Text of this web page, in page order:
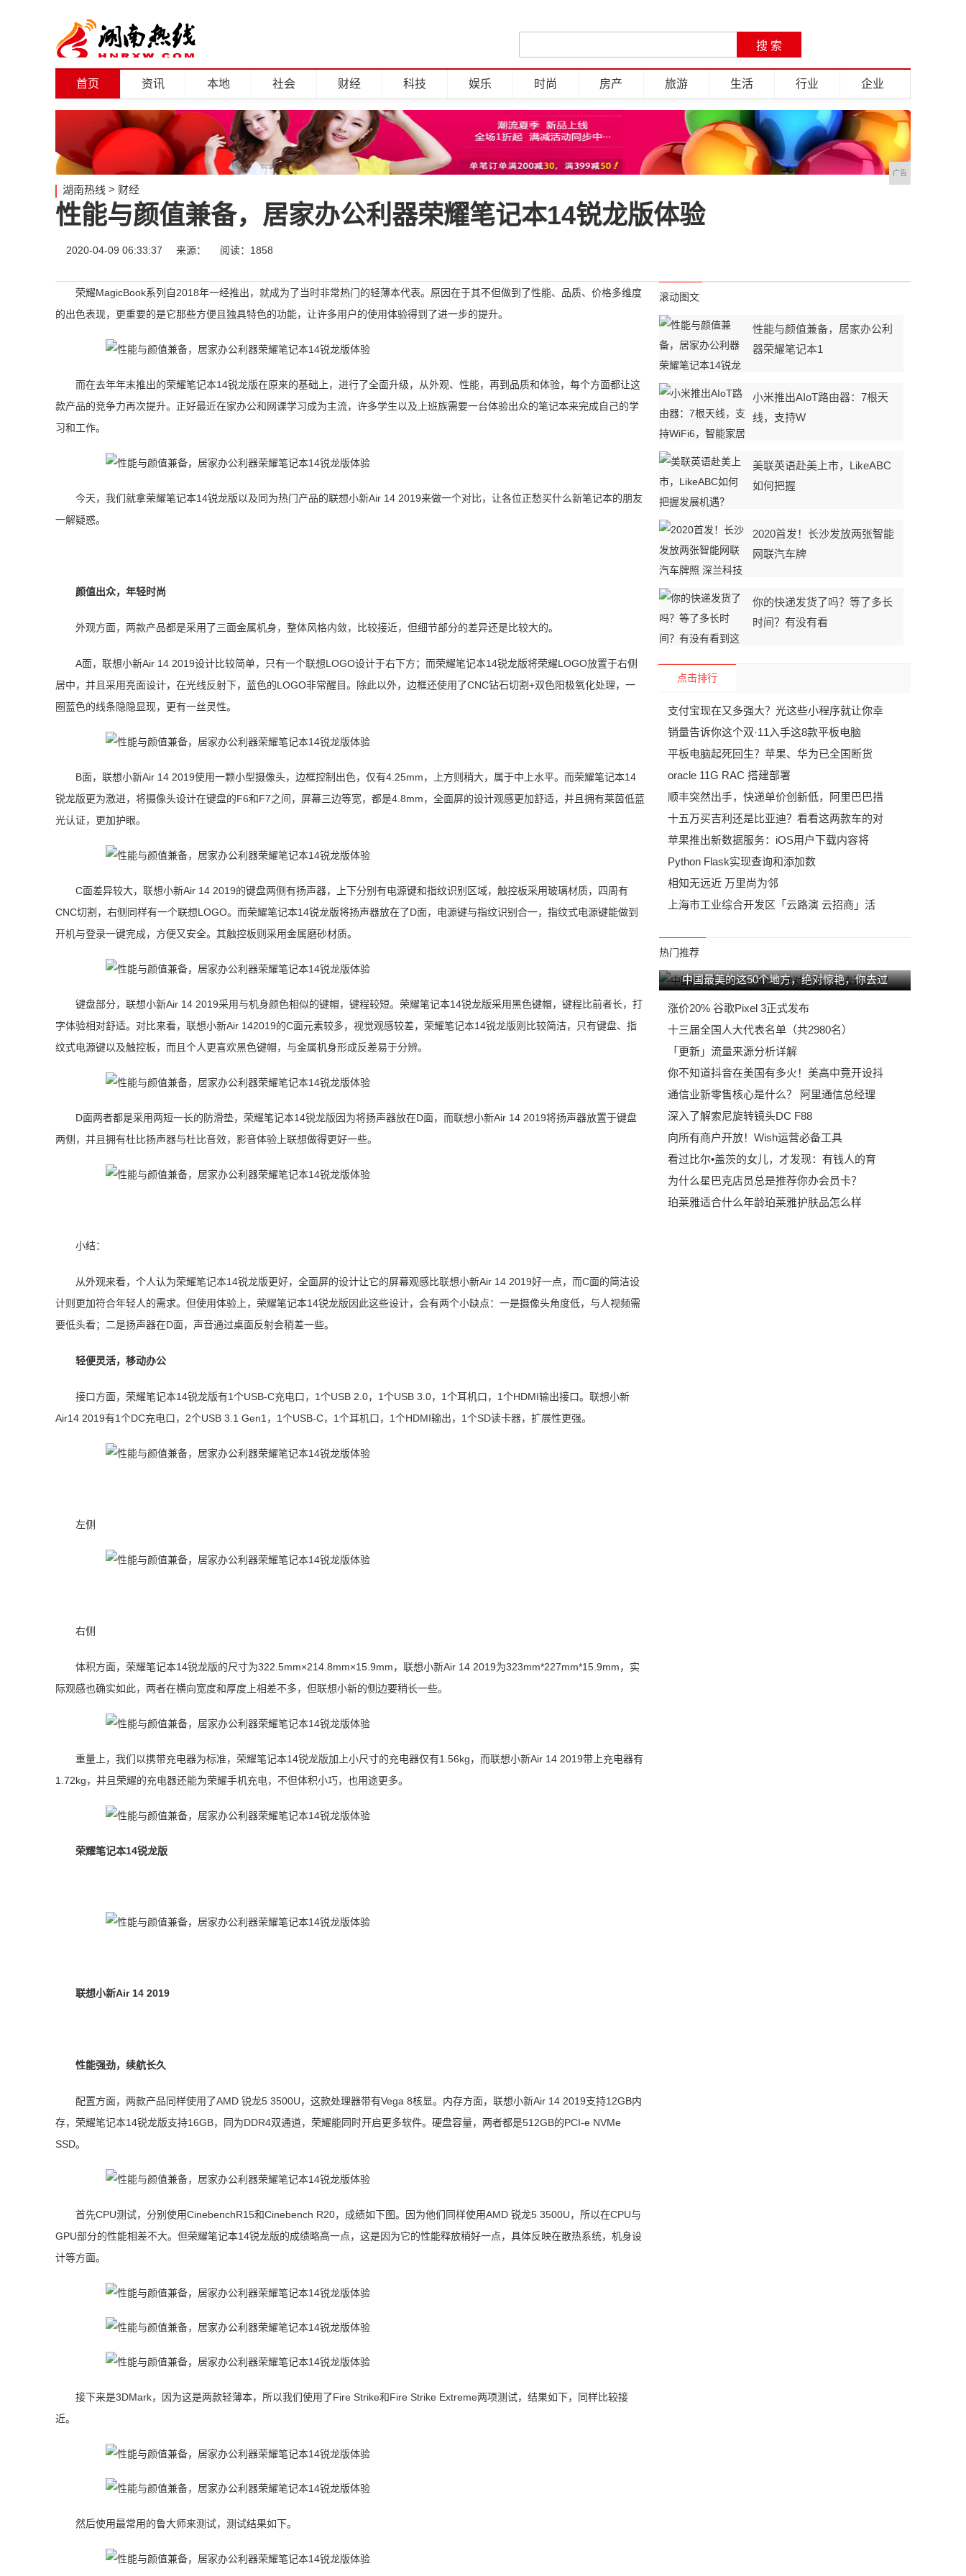
首页 资讯 本地 社会 财经 科技 娱乐 时尚 房产 旅游 生活 行业 企业
广告
湖南热线 > 财经
性能与颜值兼备，居家办公利器荣耀笔记本14锐龙版体验
2020-04-09 06:33:37 来源： 阅读：1858
​​荣耀MagicBook系列自2018年一经推出，就成为了当时非常热门的轻薄本代表。原因在于其不但做到了性能、品质、价格多维度
的出色表现，更重要的是它那些方便且独具特色的功能，让许多用户的使用体验得到了进一步的提升。
而在去年年末推出的荣耀笔记本14锐龙版在原来的基础上，进行了全面升级，从外观、性能，再到品质和体验，每个方面都让这
款产品的竞争力再次提升。正好最近在家办公和网课学习成为主流，许多学生以及上班族需要一台体验出众的笔记本来完成自己的学
习和工作。
今天，我们就拿荣耀笔记本14锐龙版以及同为热门产品的联想小新Air 14 2019来做一个对比，让各位正愁买什么新笔记本的朋友
一解疑惑。
颜值出众，年轻时尚
外观方面，两款产品都是采用了三面金属机身，整体风格内敛，比较接近，但细节部分的差异还是比较大的。
A面，联想小新Air 14 2019设计比较简单，只有一个联想LOGO设计于右下方；而荣耀笔记本14锐龙版将荣耀LOGO放置于右侧
居中，并且采用亮面设计，在光线反射下，蓝色的LOGO非常醒目。除此以外，边框还使用了CNC钻石切割+双色阳极氧化处理，一
圈蓝色的线条隐隐显现，更有一丝灵性。
B面，联想小新Air 14 2019使用一颗小型摄像头，边框控制出色，仅有4.25mm，上方则稍大，属于中上水平。而荣耀笔记本14
锐龙版更为激进，将摄像头设计在键盘的F6和F7之间，屏幕三边等宽，都是4.8mm，全面屏的设计观感更加舒适，并且拥有莱茵低蓝
光认证，更加护眼。
C面差异较大，联想小新Air 14 2019的键盘两侧有扬声器，上下分别有电源键和指纹识别区域，触控板采用玻璃材质，四周有
CNC切割，右侧同样有一个联想LOGO。而荣耀笔记本14锐龙版将扬声器放在了D面，电源键与指纹识别合一，指纹式电源键能做到
开机与登录一键完成，方便又安全。其触控板则采用金属磨砂材质。
键盘部分，联想小新Air 14 2019采用与机身颜色相似的键帽，键程较短。荣耀笔记本14锐龙版采用黑色键帽，键程比前者长，打
字体验相对舒适。对比来看，联想小新Air 142019的C面元素较多，视觉观感较差，荣耀笔记本14锐龙版则比较简洁，只有键盘、指
纹式电源键以及触控板，而且个人更喜欢黑色键帽，与金属机身形成反差易于分辨。
D面两者都是采用两短一长的防滑垫，荣耀笔记本14锐龙版因为将扬声器放在D面，而联想小新Air 14 2019将扬声器放置于键盘
两侧，并且拥有杜比扬声器与杜比音效，影音体验上联想做得更好一些。
小结：
从外观来看，个人认为荣耀笔记本14锐龙版更好，全面屏的设计让它的屏幕观感比联想小新Air 14 2019好一点，而C面的简洁设
计则更加符合年轻人的需求。但使用体验上，荣耀笔记本14锐龙版因此这些设计，会有两个小缺点：一是摄像头角度低，与人视频需
要低头看；二是扬声器在D面，声音通过桌面反射会稍差一些。
轻便灵活，移动办公
接口方面，荣耀笔记本14锐龙版有1个USB-C充电口，1个USB 2.0，1个USB 3.0，1个耳机口，1个HDMI输出接口。联想小新
Air14 2019有1个DC充电口，2个USB 3.1 Gen1，1个USB-C，1个耳机口，1个HDMI输出，1个SD读卡器，扩展性更强。
左侧
右侧
体积方面，荣耀笔记本14锐龙版的尺寸为322.5mm×214.8mm×15.9mm，联想小新Air 14 2019为323mm*227mm*15.9mm，实
际观感也确实如此，两者在横向宽度和厚度上相差不多，但联想小新的侧边要稍长一些。
重量上，我们以携带充电器为标准，荣耀笔记本14锐龙版加上小尺寸的充电器仅有1.56kg，而联想小新Air 14 2019带上充电器有
1.72kg，并且荣耀的充电器还能为荣耀手机充电，不但体积小巧，也用途更多。
荣耀笔记本14锐龙版
联想小新Air 14 2019
性能强劲，续航长久
配置方面，两款产品同样使用了AMD 锐龙5 3500U，这款处理器带有Vega 8核显。内存方面，联想小新Air 14 2019支持12GB内
存，荣耀笔记本14锐龙版支持16GB，同为DDR4双通道，荣耀能同时开启更多软件。硬盘容量，两者都是512GB的PCI-e NVMe
SSD。
首先CPU测试，分别使用CinebenchR15和Cinebench R20，成绩如下图。因为他们同样使用AMD 锐龙5 3500U，所以在CPU与
GPU部分的性能相差不大。但荣耀笔记本14锐龙版的成绩略高一点，这是因为它的性能释放稍好一点，具体反映在散热系统，机身设
计等方面。
接下来是3DMark，因为这是两款轻薄本，所以我们使用了Fire Strike和Fire Strike Extreme两项测试，结果如下，同样比较接
近。
然后使用最常用的鲁大师来测试，测试结果如下。
滚动图文
性能与颜值兼备，居家办公利
器荣耀笔记本1
小米推出AIoT路由器：7根天
线，支持W
美联英语赴美上市，LikeABC
如何把握
2020首发！长沙发放两张智能
网联汽车牌
你的快递发货了吗？等了多长
时间？有没有看
点击排行
支付宝现在又多强大？光这些小程序就让你幸
销量告诉你这个双·11入手这8款平板电脑
平板电脑起死回生？苹果、华为已全国断货
oracle 11G RAC 搭建部署
顺丰突然出手，快递单价创新低，阿里巴巴措
十五万买吉利还是比亚迪？看看这两款车的对
苹果推出新数据服务：iOS用户下载内容将
Python Flask实现查询和添加数
相知无远近 万里尚为邻
上海市工业综合开发区「云路演 云招商」活
热门推荐
中国最美的这50个地方，绝对惊艳，你去过
涨价20% 谷歌Pixel 3正式发布
十三届全国人大代表名单（共2980名）
「更新」流量来源分析详解
你不知道抖音在美国有多火！美高中竟开设抖
通信业新零售核心是什么？ 阿里通信总经理
深入了解索尼旋转镜头DC F88
向所有商户开放！Wish运营必备工具
看过比尔•盖茨的女儿，才发现：有钱人的育
为什么星巴克店员总是推荐你办会员卡？
珀莱雅适合什么年龄珀莱雅护肤品怎么样